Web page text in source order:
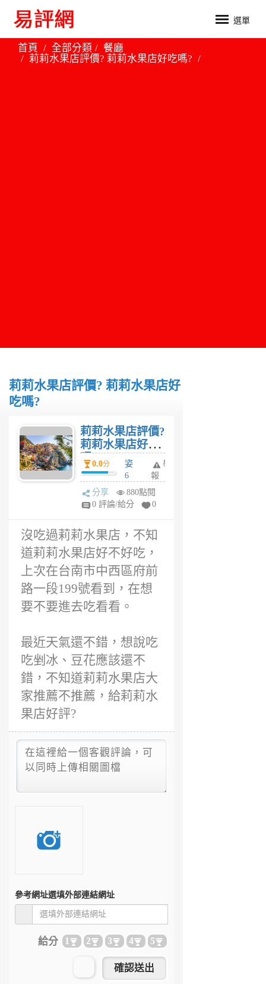
選單
首頁 全部分類
餐廳
莉莉水果店評價? 莉莉水果店好吃嗎?
莉莉水果店評價? 莉莉水果店好
吃嗎?
莉莉水果店評價?
莉莉水果店好吃
嗎?0.0分
姿
6
年
前
舉
報
分享
880點閱
0 評論/給分
0
沒吃過莉莉水果店，不知
道莉莉水果店好不好吃，
上次在台南市中西區府前
路一段199號看到，在想
要不要進去吃看看。
最近天氣還不錯，想說吃
吃剉冰、豆花應該還不
錯，不知道莉莉水果店大
家推薦不推薦，給莉莉水
果店好評?
參考網址選填外部連結網址
給分 1 2 3 4 5